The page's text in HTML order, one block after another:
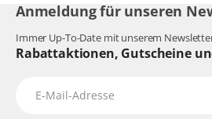
Anmeldung für unseren
Immer Up-To-Date mit unserem
Rabattaktionen, Gutscheine